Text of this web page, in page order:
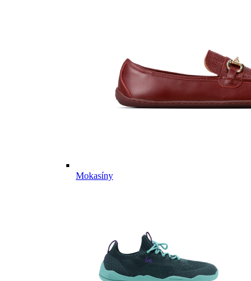
Mokasíny